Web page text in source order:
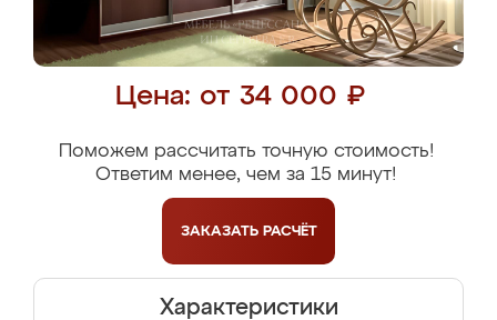
Цена: от 34 000 ₽
Поможем рассчитать точную стоимость!
Ответим менее, чем за 15 минут!
ЗАКАЗАТЬ РАСЧЁТ
Характеристики